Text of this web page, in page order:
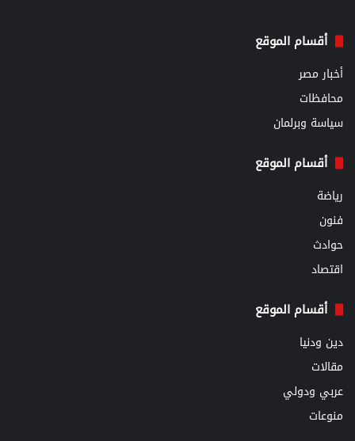
أقسام الموقع
أخبار مصر
محافظات
سياسة وبرلمان
أقسام الموقع
رياضة
فنون
حوادث
اقتصاد
أقسام الموقع
دين ودنيا
مقالات
عربي ودولي
منوعات